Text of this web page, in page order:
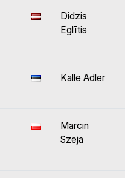
Didzis
Eglītis
Kalle Adler
Marcin
Szeja